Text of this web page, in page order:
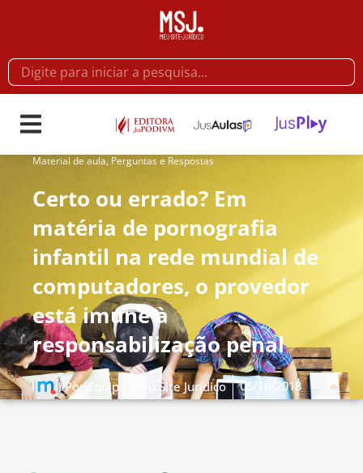
Material de aula, Perguntas e Respostas
Certo ou errado? Em
matéria de pornografia
infantil na rede mundial de
computadores, o provedor
está imune à
responsabilização penal
PorEquipe Meu Site Jurídico 05/10/2018